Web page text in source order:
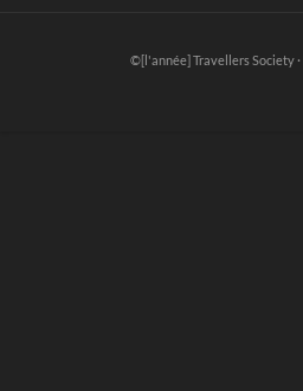
©[l'année] Travellers Society ·